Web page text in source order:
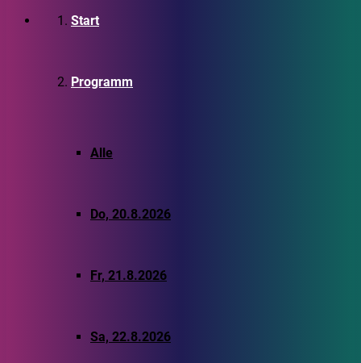
Start
Programm
Alle
Do, 20.8.2026
Fr, 21.8.2026
Sa, 22.8.2026